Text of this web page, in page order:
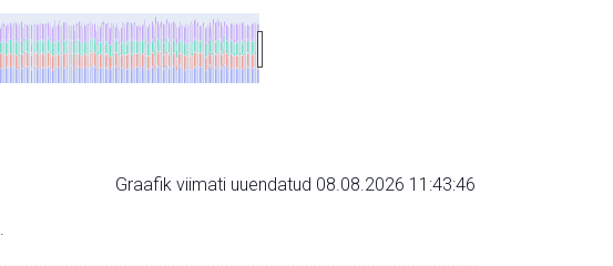
Graafik viimati uuendatud 08.08.2026 11:43:46